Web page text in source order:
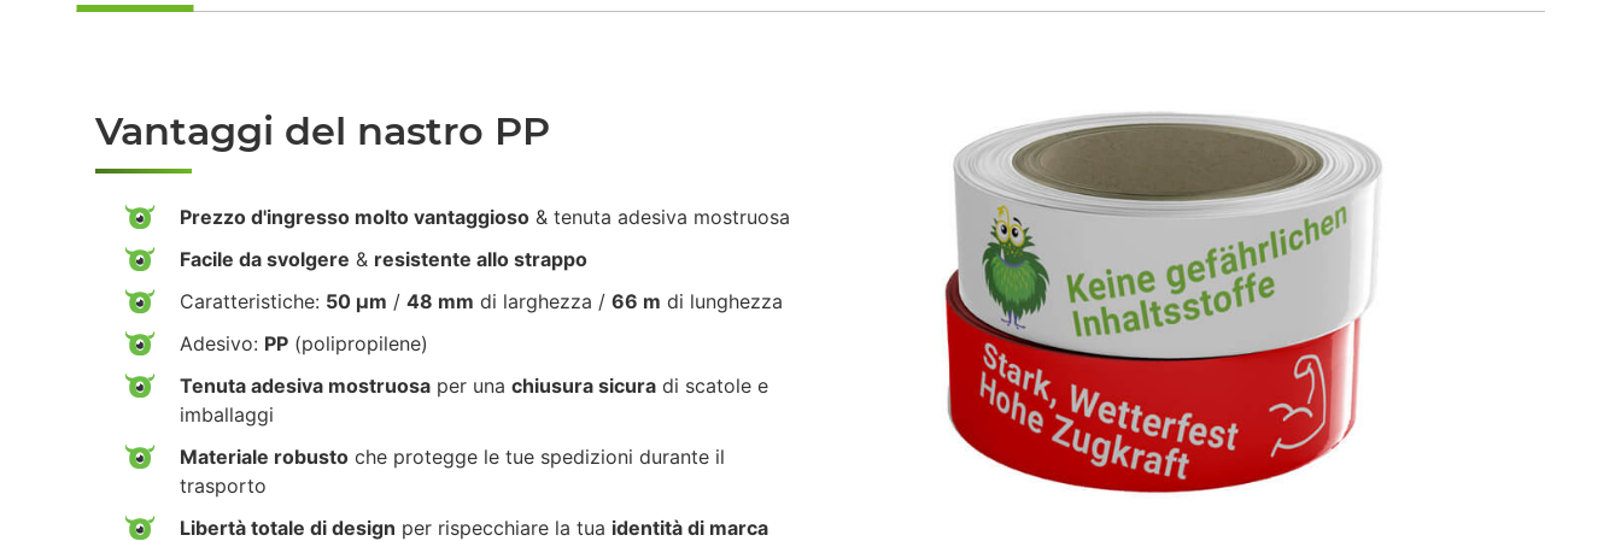
Vantaggi del nastro PP
Prezzo d'ingresso molto vantaggioso & tenuta adesiva mostruosa
Facile da svolgere & resistente allo strappo
Caratteristiche: 50 µm / 48 mm di larghezza / 66 m di lunghezza
Adesivo: PP (polipropilene)
Tenuta adesiva mostruosa per una chiusura sicura di scatole e
imballaggi
Materiale robusto che protegge le tue spedizioni durante il
trasporto
Libertà totale di design per rispecchiare la tua identità di marca